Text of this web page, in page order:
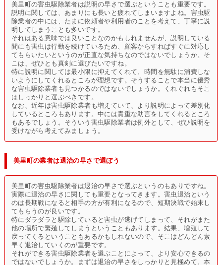
美里町の害虫駆除業者は説明の早さで選ぶということも重要です。
説明に関しては、あまりにも長いと疲れてしまいますよね。害虫駆
除業者の中には、たまに依頼者や利用者のことを考えて、丁寧に説
明してしまうことも多いです。
それはある意味では良いことなのかもしれませんが、説明している
間にも害虫は行動を続けているため、顧客からすればすぐに対応し
てもらいたいというのが正直な気持ちなのではないでしょうか。そ
こは、ぜひとも真剣に選びたいですね。
特に説明に関しては最小限に抑えてくれて、時間を無駄に消費しな
いようにしてくれるところが理想です。そうすることで本当に優秀
な害虫駆除業者も見つかるのではないでしょうか。くれぐれもそこ
はしっかりと選ぶべきです。
なお、近年は害虫駆除業者も増えていて、より説明によって差別化
しているところもあります。中には貴重な助言をしてくれるところ
もあるでしょう。そういう害虫駆除業者は例外として、ぜひ説明を
受けながら考えてみましょう。
美里町の業者は退治の早さで選ぼう
美里町の害虫駆除業者は退治の早さで選ぶというのもありですね。
実際に退治の早さに関しても重要となってきます。害虫退治という
のは長期戦になると相手の方が有利になるので、短期決戦で始末し
てもらうのが良いです。
特にダラダラと駆除していると害虫が逃げてしまって、それがまた
他の場所で繁殖してしまうということもあります。結果、増殖して
戻ってくるということもあるかもしれないので、そこはどんどん素
早く退治していくのが重要です。
それができる害虫駆除業者を選ぶことによって、より安心できるの
ではないでしょうか。まずは退治の早さをしっかりと見極めて、本